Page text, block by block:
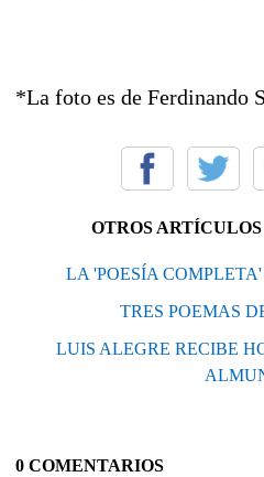
*La foto es de Ferdinando
OTROS
LA 'POESÍA
TRES POEMAS
LUIS ALEGRE RECIBE
0 COMENTARIOS